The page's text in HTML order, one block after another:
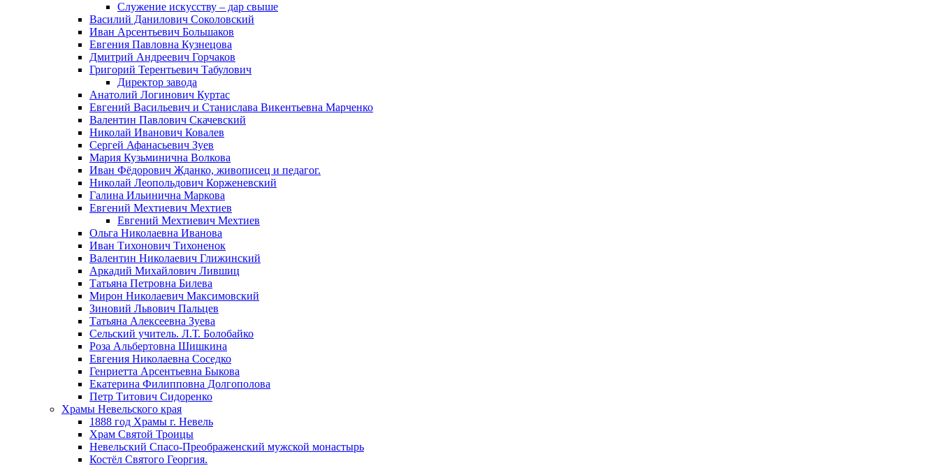
Служение искусству – дар свыше
Василий Данилович Соколовский
Иван Арсентьевич Большаков
Евгения Павловна Кузнецова
Дмитрий Андреевич Горчаков
Григорий Терентьевич Табулович
Директор завода
Анатолий Логинович Куртас
Евгений Васильевич и Станислава Викентьевна Марченко
Валентин Павлович Скачевский
Николай Иванович Ковалев
Сергей Афанасьевич Зуев
Мария Кузьминична Волкова
Иван Фёдорович Жданко, живописец и педагог.
Николай Леопольдович Корженевский
Галина Ильинична Маркова
Евгений Мехтиевич Мехтиев
Евгений Мехтиевич Мехтиев
Ольга Николаевна Иванова
Иван Тихонович Тихоненок
Валентин Николаевич Глижинский
Аркадий Михайлович Лившиц
Татьяна Петровна Билева
Мирон Николаевич Максимовский
Зиновий Львович Пальцев
Татьяна Алексеевна Зуева
Сельский учитель. Л.Т. Болобайко
Роза Альбертовна Шишкина
Евгения Николаевна Соседко
Генриетта Арсентьевна Быкова
Екатерина Филипповна Долгополова
Петр Титович Сидоренко
Храмы Невельского края
1888 год Храмы г. Невель
Храм Святой Троицы
Невельский Спасо-Преображенский мужской монастырь
Костёл Святого Георгия.